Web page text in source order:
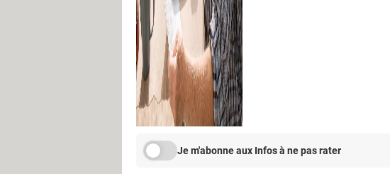
Je m'abonne aux Infos à ne pas rater